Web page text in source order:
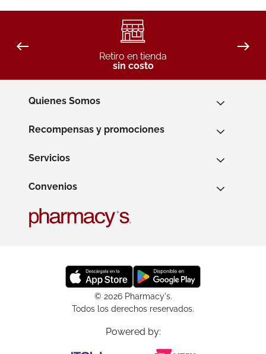
Retiro en tienda
sin costo
Quienes Somos
Recompensas y promociones
Servicios
Convenios
© 2026 Pharmacy's.
Todos los derechos reservados.
Powered by: